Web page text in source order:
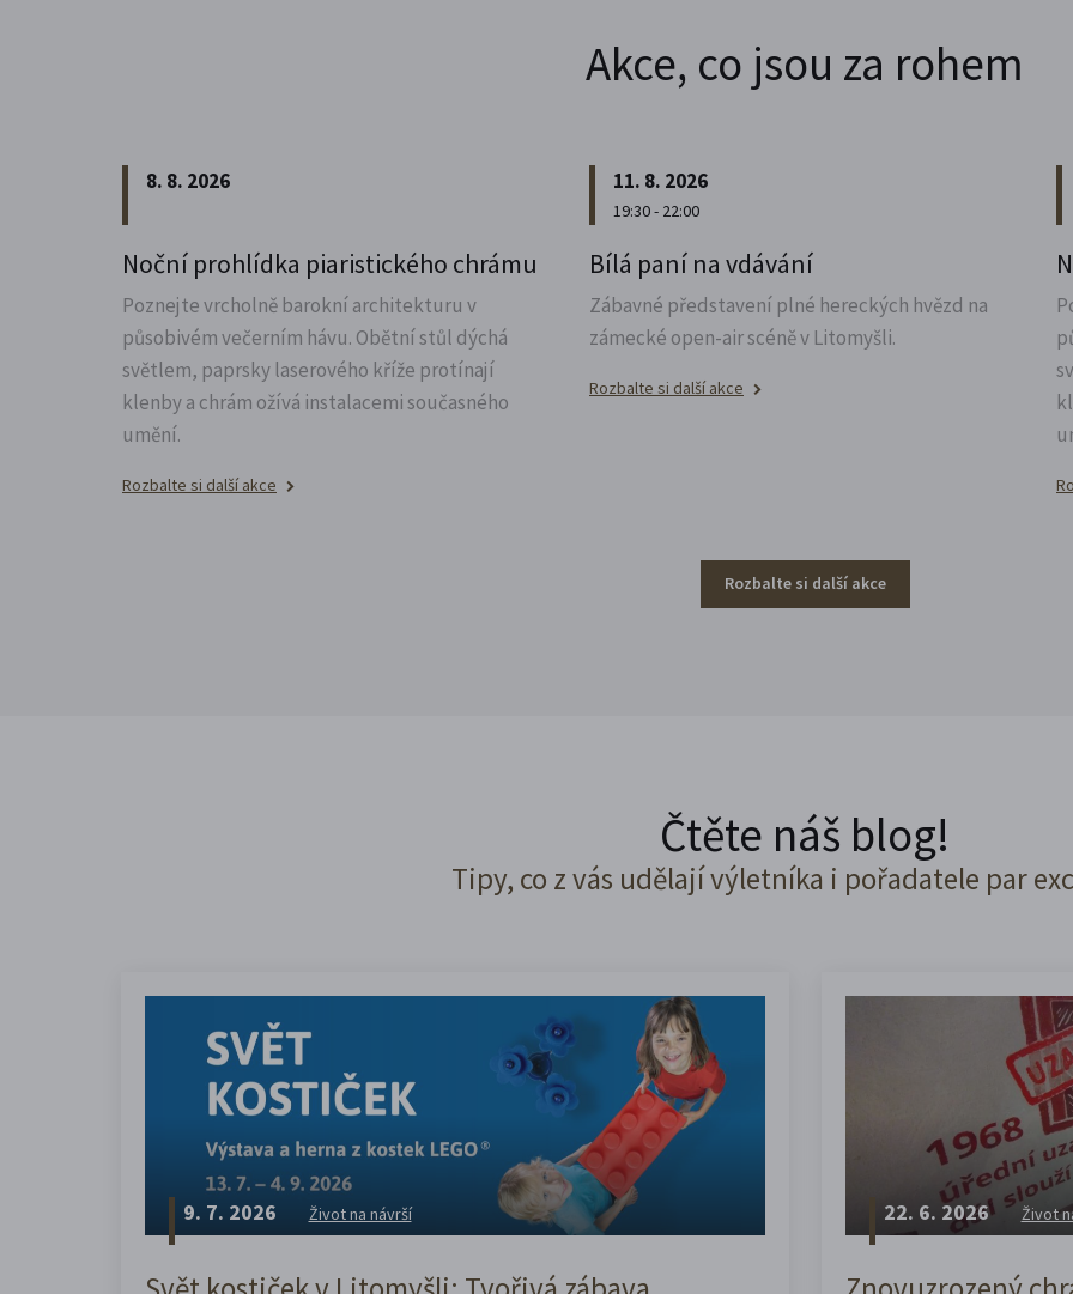
Akce, co jsou za rohem
8. 8. 2026
Noční prohlídka piaristického chrámu
Poznejte vrcholně barokní architekturu v
působivém večerním hávu. Obětní stůl dýchá
světlem, paprsky laserového kříže protínají
klenby a chrám ožívá instalacemi současného
umění.
Rozbalte si další akce
11. 8. 2026
19:30 - 22:00
Bílá paní na vdávání
Zábavné představení plné hereckých hvězd na
zámecké open-air scéně v Litomyšli.
Rozbalte si další akce
Rozbalte si další akce
Čtěte náš blog!
Tipy, co z vás udělají výletníka i pořadatele par
9. 7. 2026 Život na návrší 22. 6. 2026 Život